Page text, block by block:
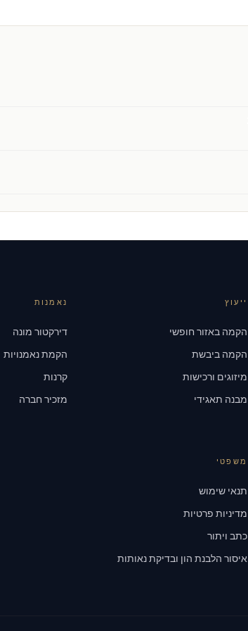
ייעוץ
הקמה באזור חופשי
הקמה ביבשת
מיזוגים ורכישות
מבנה תאגידי
נאמנות
דירקטור מונה
הקמת נאמנויות
קרנות
מזכיר חברה
משפטי
תנאי שימוש
מדיניות פרטיות
כתב ויתור
איסור הלבנת הון ובדיקת נאותות